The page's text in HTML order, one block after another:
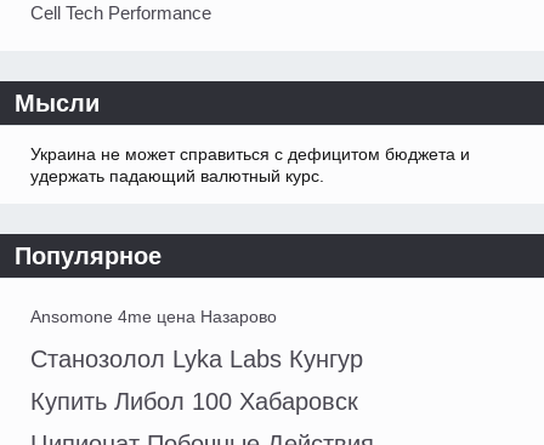
Cell Tech Performance
Мысли
Украина не может справиться с дефицитом бюджета и
удержать падающий валютный курс.
Популярное
Ansomone 4me цена Назарово
Станозолол Lyka Labs Кунгур
Купить Либол 100 Хабаровск